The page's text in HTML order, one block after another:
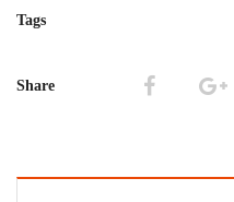
Tags
Share